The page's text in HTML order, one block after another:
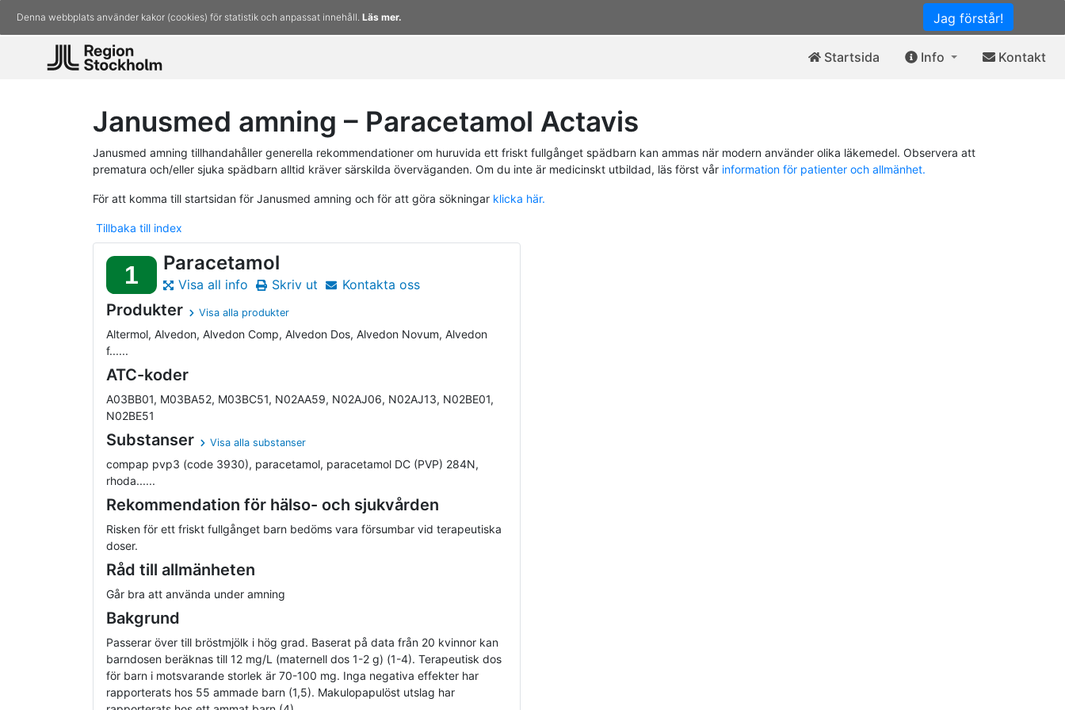
Jag förstår!
Denna webbplats använder kakor (cookies) för statistik och anpassat innehåll. Läs mer.
Startsida Info Kontakt
Janusmed amning – Paracetamol Actavis
Janusmed amning tillhandahåller generella rekommendationer om huruvida ett friskt fullgånget spädbarn kan ammas när modern använder olika läkemedel. Observera att
prematura och/eller sjuka spädbarn alltid kräver särskilda överväganden. Om du inte är medicinskt utbildad, läs först vår information för patienter och allmänhet.
För att komma till startsidan för Janusmed amning och för att göra sökningar klicka här.
Tillbaka till index
1 Paracetamol
Visa all info Skriv ut Kontakta oss
Produkter Visa alla produkter
Altermol, Alvedon, Alvedon Comp, Alvedon Dos, Alvedon Novum, Alvedon
f......
ATC-koder
A03BB01, M03BA52, M03BC51, N02AA59, N02AJ06, N02AJ13, N02BE01,
N02BE51
Substanser Visa alla substanser
compap pvp3 (code 3930), paracetamol, paracetamol DC (PVP) 284N,
rhoda......
Rekommendation för hälso- och sjukvården
Risken för ett friskt fullgånget barn bedöms vara försumbar vid terapeutiska
doser.
Råd till allmänheten
Går bra att använda under amning
Bakgrund
Passerar över till bröstmjölk i hög grad. Baserat på data från 20 kvinnor kan
barndosen beräknas till 12 mg/L (maternell dos 1-2 g) (1-4). Terapeutisk dos
för barn i motsvarande storlek är 70-100 mg. Inga negativa effekter har
rapporterats hos 55 ammade barn (1,5). Makulopapulöst utslag har